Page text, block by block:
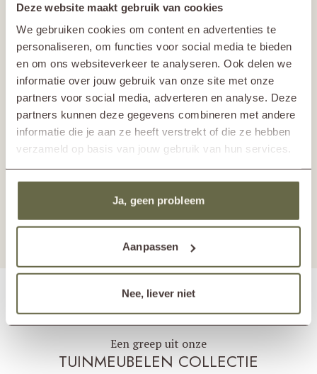
Deze website maakt gebruik van cookies
We gebruiken cookies om content en advertenties te
personaliseren, om functies voor social media te bieden
en om ons websiteverkeer te analyseren. Ook delen we
informatie over jouw gebruik van onze site met onze
partners voor social media, adverteren en analyse. Deze
partners kunnen deze gegevens combineren met andere
informatie die je aan ze heeft verstrekt of die ze hebben
verzameld op basis van jouw gebruik van hun services.
Ja, geen probleem
Aanpassen
Nee, liever niet
Ontdek
ons
volledige
verhaal
Een greep uit onze
TUINMEUBELEN COLLECTIE